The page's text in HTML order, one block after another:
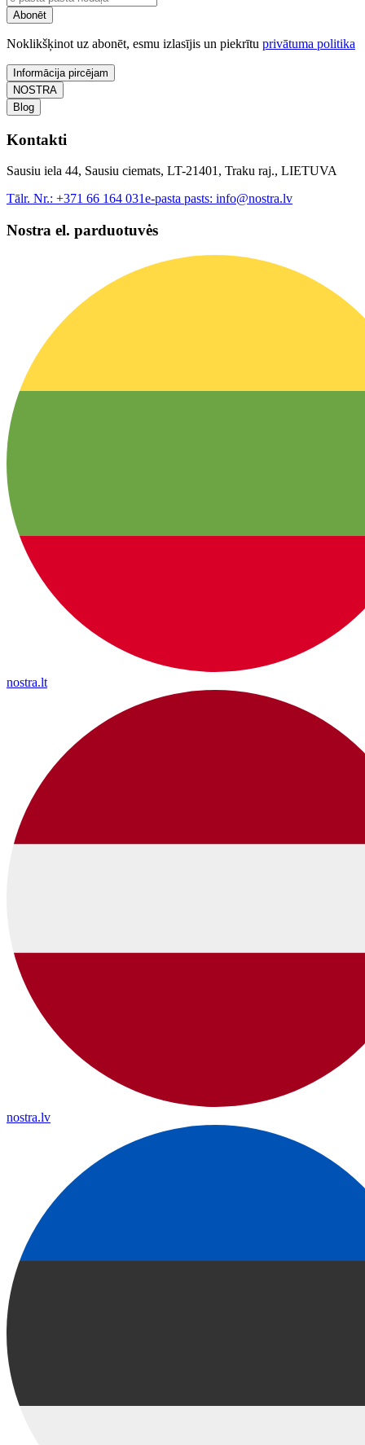
Abonēt
Noklikšķinot uz abonēt, esmu izlasījis un piekrītu privātuma politika
Informācija pircējam
NOSTRA
Blog
Kontakti
Sausiu iela 44, Sausiu ciemats, LT-21401, Traku raj., LIETUVA
Tālr. Nr.: +371 66 164 031e-pasta pasts: info@nostra.lv
Nostra el. parduotuvės
nostra.lt
nostra.lv